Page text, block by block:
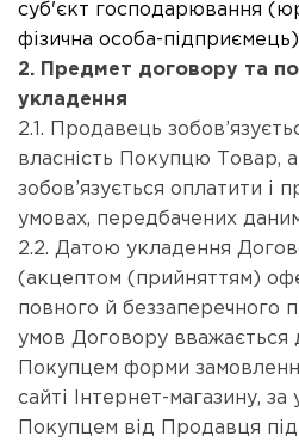
суб'єкт господарювання
фізична особа-підприємець)
2. Предмет договору та
укладення
2.1. Продавець
власність Покупцю Товар,
зобов’язується оплатити і
умовах, передбачених
2.2. Датою укладення
(акцептом (прийняттям)
повного й беззаперечного
умов Договору вважається
Покупцем форми
сайті Інтернет-магазину,
Покупцем від Продавця